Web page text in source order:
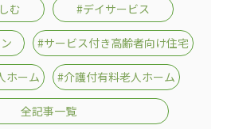
む #デイサービス
#サービス付き高齢者向け住宅
ホーム #介護付有料老人ホーム
全記事一覧